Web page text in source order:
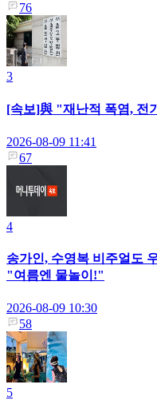
76
3
[속보]與 "재난적 폭염, 전
2026-08-09 11:41
67
4
송가인, 수영복 비주얼도
"여름엔 물놀이!"
2026-08-09 10:30
58
5